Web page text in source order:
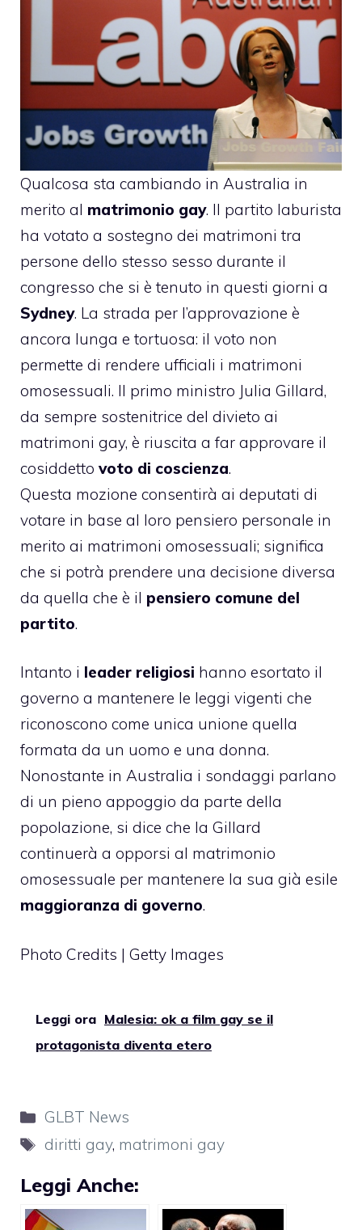
Qualcosa sta cambiando in Australia in
merito al matrimonio gay. Il partito laburista
ha votato a sostegno dei matrimoni tra
persone dello stesso sesso durante il
congresso che si è tenuto in questi giorni a
Sydney. La strada per l’approvazione è
ancora lunga e tortuosa: il voto non
permette di rendere ufficiali i matrimoni
omosessuali. Il primo ministro Julia Gillard,
da sempre sostenitrice del divieto ai
matrimoni gay, è riuscita a far approvare il
cosiddetto voto di coscienza.
Questa mozione consentirà ai deputati di
votare in base al loro pensiero personale in
merito ai matrimoni omosessuali; significa
che si potrà prendere una decisione diversa
da quella che è il pensiero comune del
partito.
Intanto i leader religiosi hanno esortato il
governo a mantenere le leggi vigenti che
riconoscono come unica unione quella
formata da un uomo e una donna.
Nonostante in Australia i sondaggi parlano
di un pieno appoggio da parte della
popolazione, si dice che la Gillard
continuerà a opporsi al matrimonio
omosessuale per mantenere la sua già esile
maggioranza di governo.
Photo Credits | Getty Images
Leggi ora Malesia: ok a film gay se il
protagonista diventa etero
Categorie
GLBT News
Tag
diritti gay, matrimoni gay
Leggi Anche: